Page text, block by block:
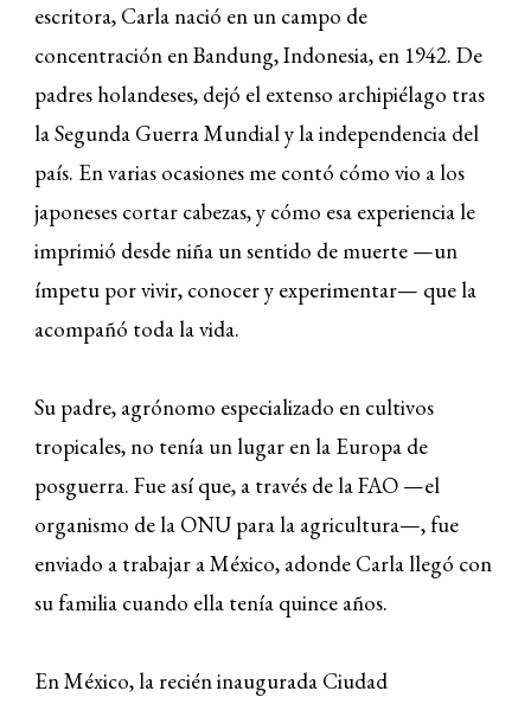
escritora, Carla nació en un campo de
concentración en Bandung, Indonesia, en 1942. De
padres holandeses, dejó el extenso archipiélago tras
la Segunda Guerra Mundial y la independencia del
país. En varias ocasiones me contó cómo vio a los
japoneses cortar cabezas, y cómo esa experiencia le
imprimió desde niña un sentido de muerte —un
ímpetu por vivir, conocer y experimentar— que la
acompañó toda la vida.
Su padre, agrónomo especializado en cultivos
tropicales, no tenía un lugar en la Europa de
posguerra. Fue así que, a través de la FAO —el
organismo de la ONU para la agricultura—, fue
enviado a trabajar a México, adonde Carla llegó con
su familia cuando ella tenía quince años.
En México, la recién inaugurada Ciudad